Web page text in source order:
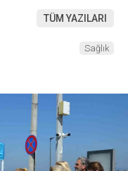
TÜM YAZILARI
Sağlık